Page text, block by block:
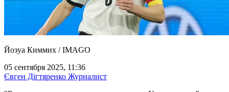
Йозуа Киммих / IMAGO
05 сентября 2025, 11:36
Євген Дігтяренко Журналист